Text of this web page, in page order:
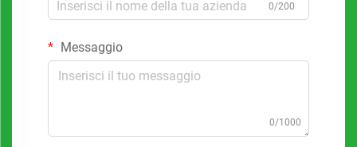
0/200
Messaggio
0/1000